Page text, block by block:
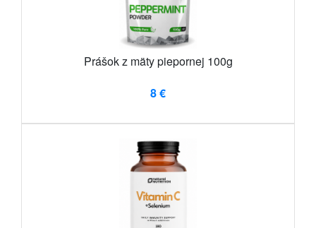
Prášok z mäty piepornej 100g
8 €